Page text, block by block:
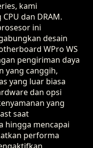
kami
dan DRAM.
ini
desain
WPro WS
pengiriman daya
yang canggih,
yang luar biasa
dan opsi
yang
saat
hingga mencapai
performa